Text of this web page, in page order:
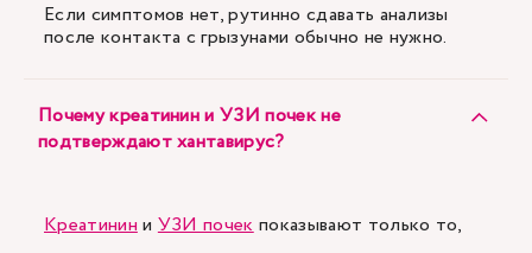
Если симптомов нет, рутинно сдавать анализы
после контакта с грызунами обычно не нужно.
Почему креатинин и УЗИ почек не
подтверждают хантавирус?
КреатининиУЗИ почекпоказывают только то,